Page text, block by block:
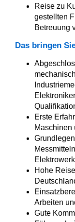
Reise zu
gestellten
Betreuung
Das bringen
Erste
Maschinen
Hohe
Arbeiten
Gute